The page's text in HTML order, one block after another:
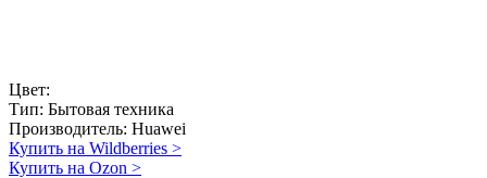
Цвет:
Тип: Бытовая техника
Производитель: Huawei
Купить на Wildberries >
Купить на Ozon >